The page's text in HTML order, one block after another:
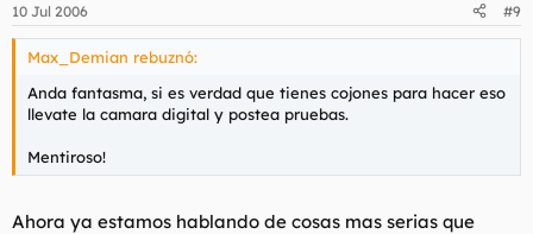
10 Jul 2006 #9
Max_Demian rebuznó:
Anda fantasma, si es verdad que tienes cojones para hacer eso
llevate la camara digital y postea pruebas.
Mentiroso!
Ahora ya estamos hablando de cosas mas serias que